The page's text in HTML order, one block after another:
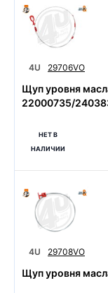
4U 29706VO
Щуп уровня
22000735/
НЕТ В
НАЛИЧИИ
4U 29708VO
Щуп уровня